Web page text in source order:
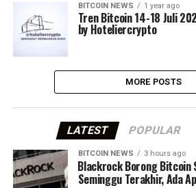
BITCOIN NEWS 1 year ago
Tren Bitcoin 14-18 Juli
by Hoteliercrypto
MORE POSTS
LATEST POPULAR
BITCOIN NEWS 3 hours ago
⁠Blackrock Borong Bitcoin
Seminggu Terakhir, Ada